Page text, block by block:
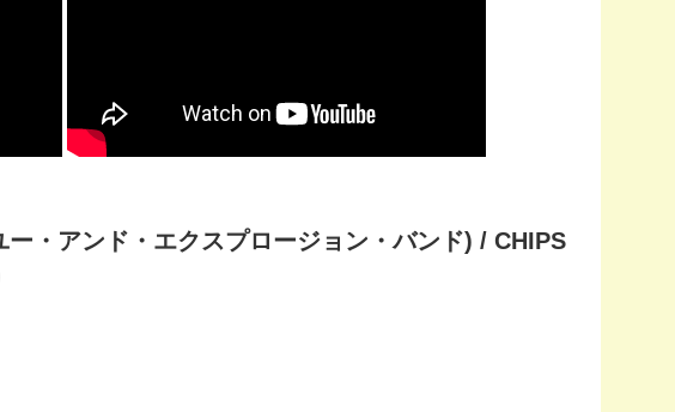
・アンド・エクスプロージョン・バンド) / CHIPS